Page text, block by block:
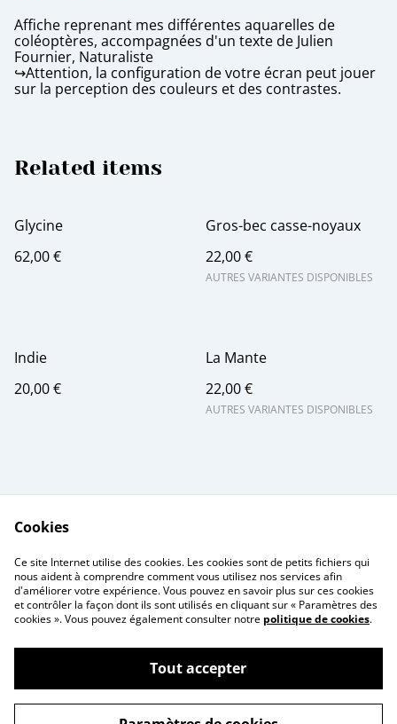
Affiche reprenant mes différentes aquarelles de
coléoptères, accompagnées d'un texte de Julien
Fournier, Naturaliste
↪️Attention, la configuration de votre écran peut jouer
sur la perception des couleurs et des contrastes.
Related items
Glycine
62,00 €
Gros-bec casse-noyaux
22,00 €
AUTRES VARIANTES DISPONIBLES
Indie
20,00 €
La Mante
22,00 €
AUTRES VARIANTES DISPONIBLES
Me contacter
Legal Terms
Privacy Policy
Cookie Policy
©2026Atelier Aubel
Cookies
Ce site Internet utilise des cookies. Les cookies sont de petits fichiers qui
nous aident à comprendre comment vous utilisez nos services afin
d'améliorer votre expérience. Vous pouvez en savoir plus sur ces cookies
et contrôler la façon dont ils sont utilisés en cliquant sur « Paramètres des
cookies ». Vous pouvez également consulter notre politique de cookies.
Tout accepter